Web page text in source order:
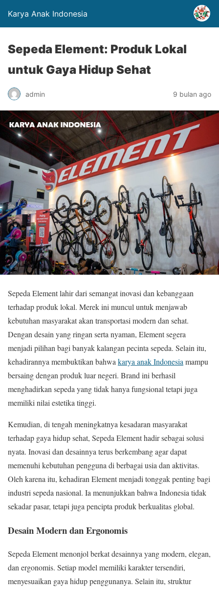
Karya Anak Indonesia
Sepeda Element: Produk Lokal
untuk Gaya Hidup Sehat
admin 9 bulan ago
Sepeda Element lahir dari semangat inovasi dan kebanggaan
terhadap produk lokal. Merek ini muncul untuk menjawab
kebutuhan masyarakat akan transportasi modern dan sehat.
Dengan desain yang ringan serta nyaman, Element segera
menjadi pilihan bagi banyak kalangan pecinta sepeda. Selain itu,
kehadirannya membuktikan bahwa karya anak Indonesia mampu
bersaing dengan produk luar negeri. Brand ini berhasil
menghadirkan sepeda yang tidak hanya fungsional tetapi juga
memiliki nilai estetika tinggi.
Kemudian, di tengah meningkatnya kesadaran masyarakat
terhadap gaya hidup sehat, Sepeda Element hadir sebagai solusi
nyata. Inovasi dan desainnya terus berkembang agar dapat
memenuhi kebutuhan pengguna di berbagai usia dan aktivitas.
Oleh karena itu, kehadiran Element menjadi tonggak penting bagi
industri sepeda nasional. Ia menunjukkan bahwa Indonesia tidak
sekadar pasar, tetapi juga pencipta produk berkualitas global.
Desain Modern dan Ergonomis
Sepeda Element menonjol berkat desainnya yang modern, elegan,
dan ergonomis. Setiap model memiliki karakter tersendiri,
menyesuaikan gaya hidup penggunanya. Selain itu, struktur